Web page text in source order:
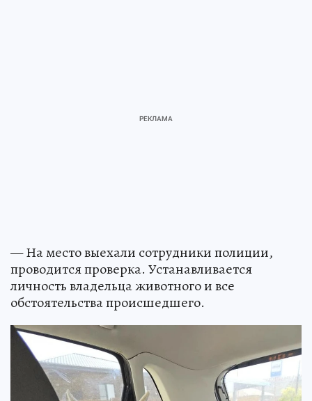
— На место выехали сотрудники полиции,
проводится проверка. Устанавливается
личность владельца животного и все
обстоятельства происшедшего.